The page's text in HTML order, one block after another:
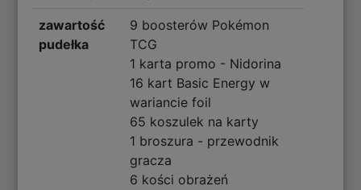
zawartość
pudełka
9 boosterów Pokémon
TCG
1 karta promo - Nidorina
16 kart Basic Energy w
wariancie foil
65 koszulek na karty
1 broszura - przewodnik
gracza
6 kości obrażeń